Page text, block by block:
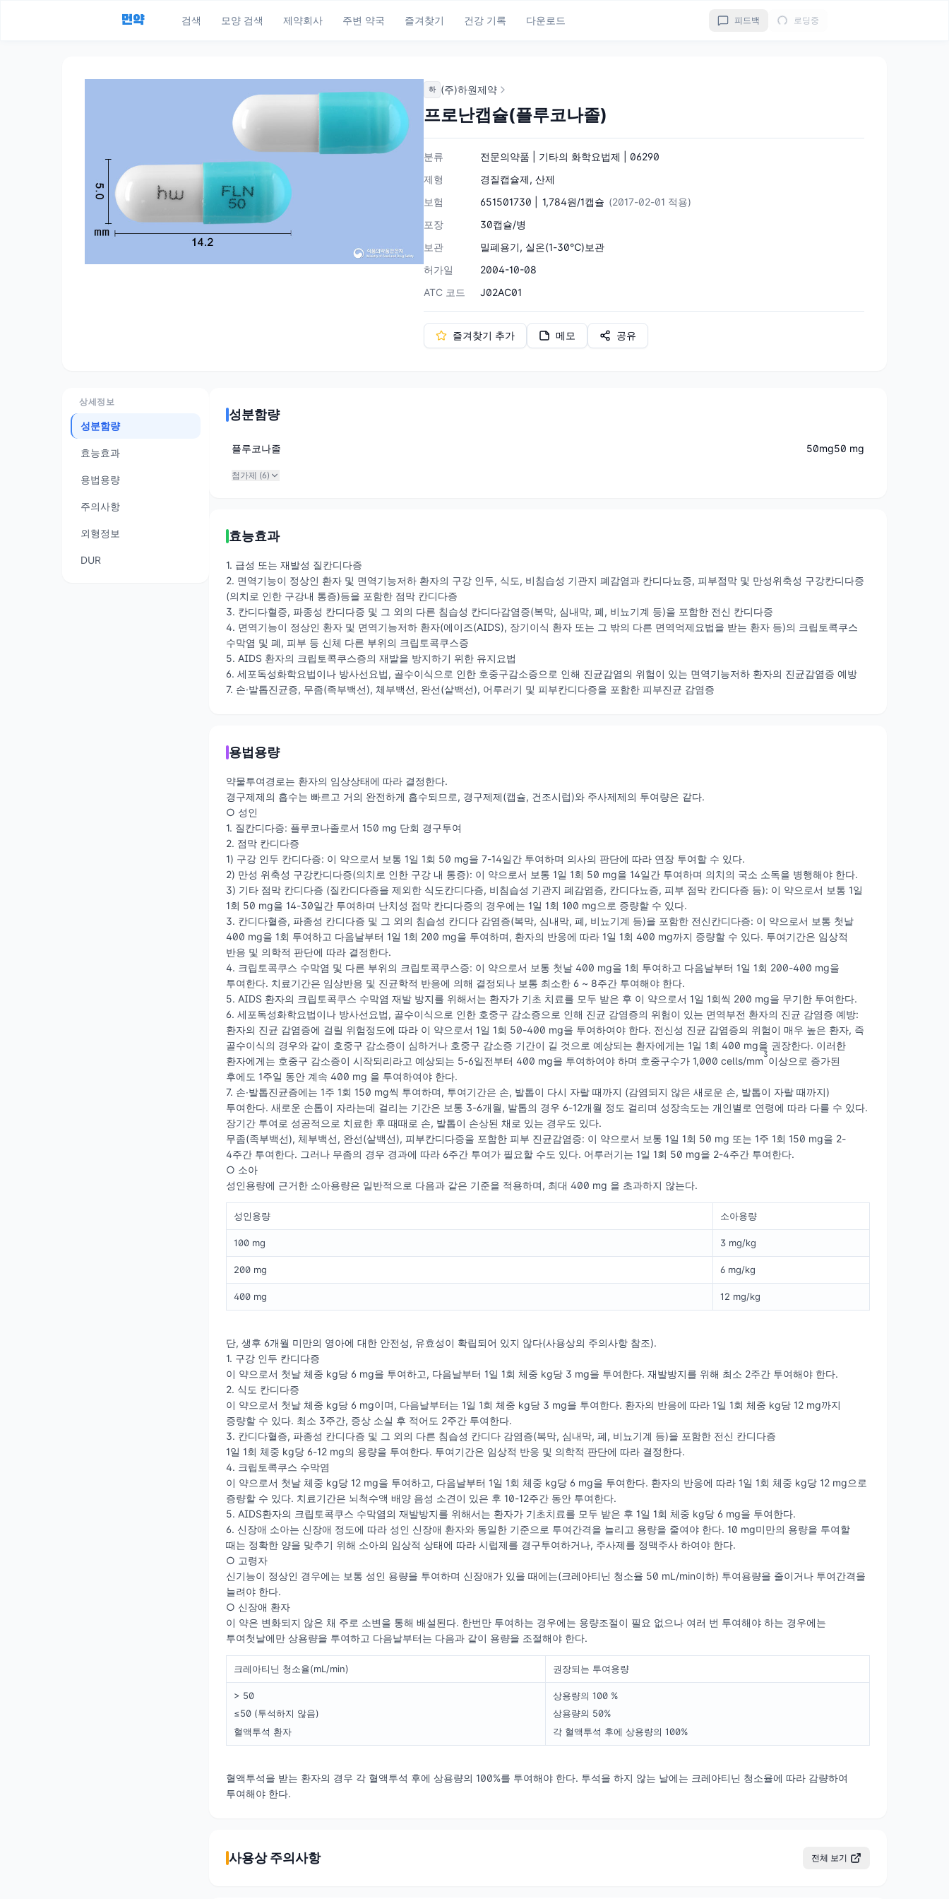
먼약 검색 모양 검색 제약회사 주변 약국 즐겨찾기 건강 기록 다운로드 피드백 로딩중
하 (주)하원제약
프로난캡슐(플루코나졸)
분류
전문의약품 | 기타의 화학요법제 | 06290
제형
경질캡슐제, 산제
보험
651501730 | 1,784원/1캡슐 (2017-02-01 적용)
포장
30캡슐/병
보관
밀폐용기, 실온(1-30℃)보관
허가일
2004-10-08
ATC 코드
J02AC01
즐겨찾기 추가 메모 공유
상세정보
성분함량
효능효과
용법용량
주의사항
외형정보
DUR
성분함량
플루코나졸 50mg50 mg
첨가제 (6)
효능효과
1. 급성 또는 재발성 질칸디다증
2. 면역기능이 정상인 환자 및 면역기능저하 환자의 구강 인두, 식도, 비침습성 기관지 폐감염과 칸디다뇨증, 피부점막 및 만성위축성 구강칸디다증
(의치로 인한 구강내 통증)등을 포함한 점막 칸디다증
3. 칸디다혈증, 파종성 칸디다증 및 그 외의 다른 침습성 칸디다감염증(복막, 심내막, 폐, 비뇨기계 등)을 포함한 전신 칸디다증
4. 면역기능이 정상인 환자 및 면역기능저하 환자(에이즈(AIDS), 장기이식 환자 또는 그 밖의 다른 면역억제요법을 받는 환자 등)의 크립토콕쿠스
수막염 및 폐, 피부 등 신체 다른 부위의 크립토콕쿠스증
5. AIDS 환자의 크립토콕쿠스증의 재발을 방지하기 위한 유지요법
6. 세포독성화학요법이나 방사선요법, 골수이식으로 인한 호중구감소증으로 인해 진균감염의 위험이 있는 면역기능저하 환자의 진균감염증 예방
7. 손·발톱진균증, 무좀(족부백선), 체부백선, 완선(샅백선), 어루러기 및 피부칸디다증을 포함한 피부진균 감염증
용법용량
약물투여경로는 환자의 임상상태에 따라 결정한다.
경구제제의 흡수는 빠르고 거의 완전하게 흡수되므로, 경구제제(캡슐, 건조시럽)와 주사제제의 투여량은 같다.
○ 성인
1. 질칸디다증: 플루코나졸로서 150 mg 단회 경구투여
2. 점막 칸디다증
1) 구강 인두 칸디다증: 이 약으로서 보통 1일 1회 50 mg을 7-14일간 투여하며 의사의 판단에 따라 연장 투여할 수 있다.
2) 만성 위축성 구강칸디다증(의치로 인한 구강 내 통증): 이 약으로서 보통 1일 1회 50 mg을 14일간 투여하며 의치의 국소 소독을 병행해야 한다.
3) 기타 점막 칸디다증 (질칸디다증을 제외한 식도칸디다증, 비침습성 기관지 폐감염증, 칸디다뇨증, 피부 점막 칸디다증 등): 이 약으로서 보통 1일
1회 50 mg을 14-30일간 투여하며 난치성 점막 칸디다증의 경우에는 1일 1회 100 mg으로 증량할 수 있다.
3. 칸디다혈증, 파종성 칸디다증 및 그 외의 침습성 칸디다 감염증(복막, 심내막, 폐, 비뇨기계 등)을 포함한 전신칸디다증: 이 약으로서 보통 첫날
400 mg을 1회 투여하고 다음날부터 1일 1회 200 mg을 투여하며, 환자의 반응에 따라 1일 1회 400 mg까지 증량할 수 있다. 투여기간은 임상적
반응 및 의학적 판단에 따라 결정한다.
4. 크립토콕쿠스 수막염 및 다른 부위의 크립토콕쿠스증: 이 약으로서 보통 첫날 400 mg을 1회 투여하고 다음날부터 1일 1회 200-400 mg을
투여한다. 치료기간은 임상반응 및 진균학적 반응에 의해 결정되나 보통 최소한 6 ~ 8주간 투여해야 한다.
5. AIDS 환자의 크립토콕쿠스 수막염 재발 방지를 위해서는 환자가 기초 치료를 모두 받은 후 이 약으로서 1일 1회씩 200 mg을 무기한 투여한다.
6. 세포독성화학요법이나 방사선요법, 골수이식으로 인한 호중구 감소증으로 인해 진균 감염증의 위험이 있는 면역부전 환자의 진균 감염증 예방:
환자의 진균 감염증에 걸릴 위험정도에 따라 이 약으로서 1일 1회 50-400 mg을 투여하여야 한다. 전신성 진균 감염증의 위험이 매우 높은 환자, 즉
골수이식의 경우와 같이 호중구 감소증이 심하거나 호중구 감소증 기간이 길 것으로 예상되는 환자에게는 1일 1회 400 mg을 권장한다. 이러한
환자에게는 호중구 감소증이 시작되리라고 예상되는 5-6일전부터 400 mg을 투여하여야 하며 호중구수가 1,000 cells/mm
3
이상으로 증가된
후에도 1주일 동안 계속 400 mg 을 투여하여야 한다.
7. 손∙발톱진균증에는 1주 1회 150 mg씩 투여하며, 투여기간은 손, 발톱이 다시 자랄 때까지 (감염되지 않은 새로운 손, 발톱이 자랄 때까지)
투여한다. 새로운 손톱이 자라는데 걸리는 기간은 보통 3-6개월, 발톱의 경우 6-12개월 정도 걸리며 성장속도는 개인별로 연령에 따라 다를 수 있다.
장기간 투여로 성공적으로 치료한 후 때때로 손, 발톱이 손상된 채로 있는 경우도 있다.
무좀(족부백선), 체부백선, 완선(샅백선), 피부칸디다증을 포함한 피부 진균감염증: 이 약으로서 보통 1일 1회 50 mg 또는 1주 1회 150 mg을 2-
4주간 투여한다. 그러나 무좀의 경우 경과에 따라 6주간 투여가 필요할 수도 있다. 어루러기는 1일 1회 50 mg을 2-4주간 투여한다.
○ 소아
성인용량에 근거한 소아용량은 일반적으로 다음과 같은 기준을 적용하며, 최대 400 mg 을 초과하지 않는다.
성인용량 소아용량
100 mg 3 mg/kg
200 mg 6 mg/kg
400 mg 12 mg/kg
단, 생후 6개월 미만의 영아에 대한 안전성, 유효성이 확립되어 있지 않다(사용상의 주의사항 참조).
1. 구강 인두 칸디다증
이 약으로서 첫날 체중 kg당 6 mg을 투여하고, 다음날부터 1일 1회 체중 kg당 3 mg을 투여한다. 재발방지를 위해 최소 2주간 투여해야 한다.
2. 식도 칸디다증
이 약으로서 첫날 체중 kg당 6 mg이며, 다음날부터는 1일 1회 체중 kg당 3 mg을 투여한다. 환자의 반응에 따라 1일 1회 체중 kg당 12 mg까지
증량할 수 있다. 최소 3주간, 증상 소실 후 적어도 2주간 투여한다.
3. 칸디다혈증, 파종성 칸디다증 및 그 외의 다른 침습성 칸디다 감염증(복막, 심내막, 폐, 비뇨기계 등)을 포함한 전신 칸디다증
1일 1회 체중 kg당 6-12 mg의 용량을 투여한다. 투여기간은 임상적 반응 및 의학적 판단에 따라 결정한다.
4. 크립토콕쿠스 수막염
이 약으로서 첫날 체중 kg당 12 mg을 투여하고, 다음날부터 1일 1회 체중 kg당 6 mg을 투여한다. 환자의 반응에 따라 1일 1회 체중 kg당 12 mg으로
증량할 수 있다. 치료기간은 뇌척수액 배양 음성 소견이 있은 후 10-12주간 동안 투여한다.
5. AIDS환자의 크립토콕쿠스 수막염의 재발방지를 위해서는 환자가 기초치료를 모두 받은 후 1일 1회 체중 kg당 6 mg을 투여한다.
6. 신장애 소아는 신장애 정도에 따라 성인 신장애 환자와 동일한 기준으로 투여간격을 늘리고 용량을 줄여야 한다. 10 mg미만의 용량을 투여할
때는 정확한 양을 맞추기 위해 소아의 임상적 상태에 따라 시럽제를 경구투여하거나, 주사제를 정맥주사 하여야 한다.
○ 고령자
신기능이 정상인 경우에는 보통 성인 용량을 투여하며 신장애가 있을 때에는(크레아티닌 청소율 50 mL/min이하) 투여용량을 줄이거나 투여간격을
늘려야 한다.
○ 신장애 환자
이 약은 변화되지 않은 채 주로 소변을 통해 배설된다. 한번만 투여하는 경우에는 용량조절이 필요 없으나 여러 번 투여해야 하는 경우에는
투여첫날에만 상용량을 투여하고 다음날부터는 다음과 같이 용량을 조절해야 한다.
크레아티닌 청소율(mL/min) 권장되는 투여용량
> 50
≤50 (투석하지 않음)
혈액투석 환자
상용량의 100 %
상용량의 50%
각 혈액투석 후에 상용량의 100%
혈액투석을 받는 환자의 경우 각 혈액투석 후에 상용량의 100%를 투여해야 한다. 투석을 하지 않는 날에는 크레아티닌 청소율에 따라 감량하여
투여해야 한다.
사용상 주의사항 전체 보기